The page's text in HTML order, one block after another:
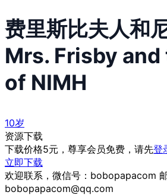
费里斯比夫人和
Mrs. Frisby
of NIMH
10岁
资源下载
下载价格5元，尊享会员免费，请先登
立即下载
欢迎联系，微信号：bobopapacom 邮
bobopapacom@qq.com